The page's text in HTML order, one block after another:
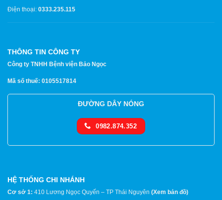
Điện thoại: 0333.235.115
THÔNG TIN CÔNG TY
Công ty TNHH Bệnh viện Bảo Ngọc
Mã số thuế: 0105517814
ĐƯỜNG DÂY NÓNG
0982.874.352
HỆ THỐNG CHI NHÁNH
Cơ sở 1: 410 Lương Ngọc Quyến – TP Thái Nguyên (Xem bản đồ)